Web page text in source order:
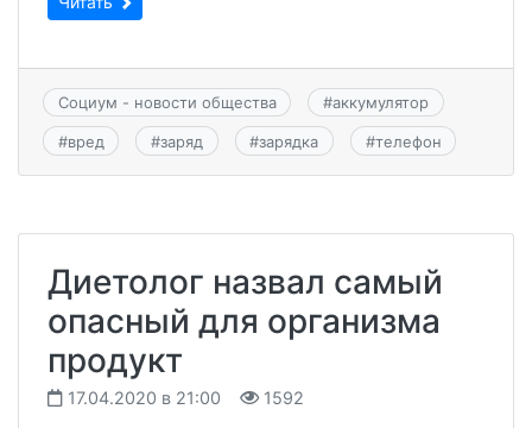
Социум - новости общества #аккумулятор
#вред #заряд #зарядка #телефон
Диетолог назвал самый
опасный для организма
продукт
17.04.2020 в 21:00 1592